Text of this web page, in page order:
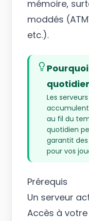
mémoire,
moddés
etc.).
Les
au fil du
quotidien
garantit
pour vos
Prérequis
Un serveur
Accès à